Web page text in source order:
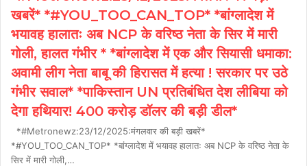
खबरें* *#YOU_TOO_CAN_TOP* *बांग्लादेश में
भयावह हालातः अब NCP के वरिष्ठ नेता के सिर में मारी
गोली, हालत गंभीर * *बांग्लादेश में एक और सियासी धमाका:
अवामी लीग नेता बाबू की हिरासत में हत्या ! सरकार पर उठे
गंभीर सवाल* *पाकिस्तान UN प्रतिबंधित देश लीबिया को
देगा हथियार! 400 करोड़ डॉलर की बड़ी डील*
*#Metronewz:23/12/2025:मंगलवार की बड़ी खबरें*
*#YOU_TOO_CAN_TOP* *बांग्लादेश में भयावह हालातः अब NCP के वरिष्ठ नेता के
सिर में मारी गोली,…